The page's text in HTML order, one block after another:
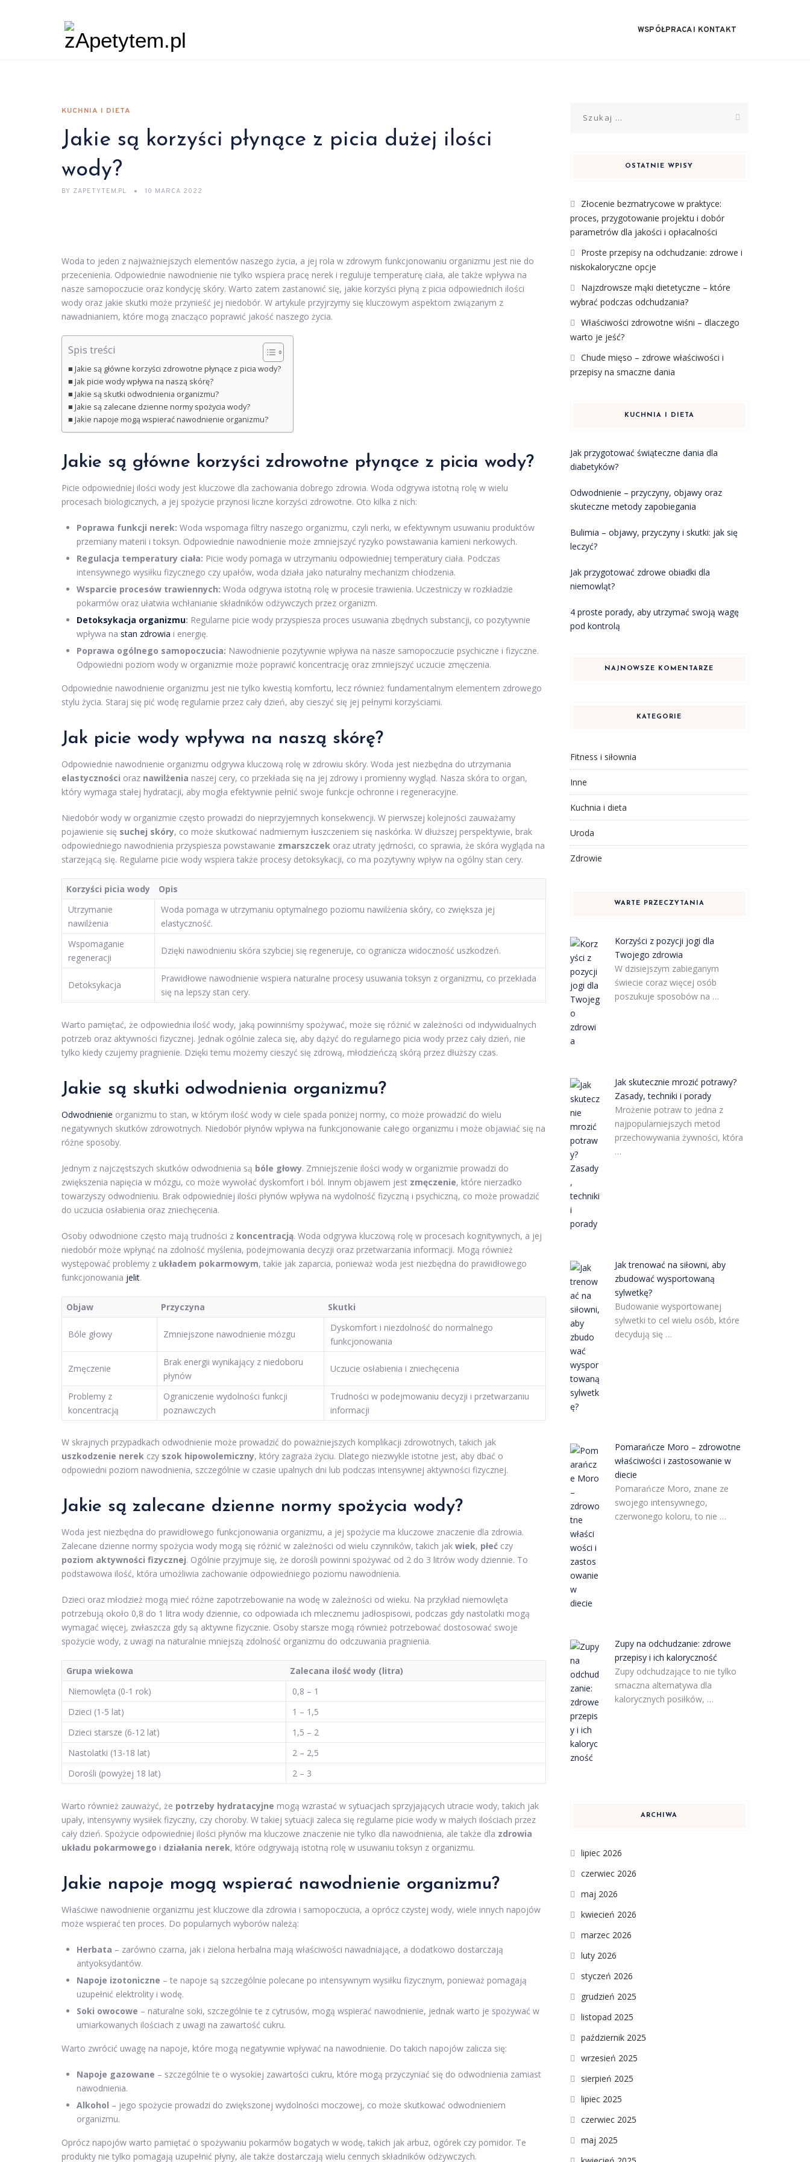
WSPÓŁPRACA I KONTAKT
KUCHNIA I DIETA
Jakie są korzyści płynące z picia dużej ilości
wody?
BY ZAPETYTEM.PL 10 MARCA 2022
Woda to jeden z najważniejszych elementów naszego życia, a jej rola w zdrowym funkcjonowaniu organizmu jest nie do
przecenienia. Odpowiednie nawodnienie nie tylko wspiera pracę nerek i reguluje temperaturę ciała, ale także wpływa na
nasze samopoczucie oraz kondycję skóry. Warto zatem zastanowić się, jakie korzyści płyną z picia odpowiednich ilości
wody oraz jakie skutki może przynieść jej niedobór. W artykule przyjrzymy się kluczowym aspektom związanym z
nawadnianiem, które mogą znacząco poprawić jakość naszego życia.
Spis treści
Jakie są główne korzyści zdrowotne płynące z picia wody?
Jak picie wody wpływa na naszą skórę?
Jakie są skutki odwodnienia organizmu?
Jakie są zalecane dzienne normy spożycia wody?
Jakie napoje mogą wspierać nawodnienie organizmu?
Jakie są główne korzyści zdrowotne płynące z picia wody?
Picie odpowiedniej ilości wody jest kluczowe dla zachowania dobrego zdrowia. Woda odgrywa istotną rolę w wielu
procesach biologicznych, a jej spożycie przynosi liczne korzyści zdrowotne. Oto kilka z nich:
Poprawa funkcji nerek: Woda wspomaga filtry naszego organizmu, czyli nerki, w efektywnym usuwaniu produktów
przemiany materii i toksyn. Odpowiednie nawodnienie może zmniejszyć ryzyko powstawania kamieni nerkowych.
Regulacja temperatury ciała: Picie wody pomaga w utrzymaniu odpowiedniej temperatury ciała. Podczas
intensywnego wysiłku fizycznego czy upałów, woda działa jako naturalny mechanizm chłodzenia.
Wsparcie procesów trawiennych: Woda odgrywa istotną rolę w procesie trawienia. Uczestniczy w rozkładzie
pokarmów oraz ułatwia wchłanianie składników odżywczych przez organizm.
Detoksykacja organizmu: Regularne picie wody przyspiesza proces usuwania zbędnych substancji, co pozytywnie
wpływa na stan zdrowia i energię.
Poprawa ogólnego samopoczucia: Nawodnienie pozytywnie wpływa na nasze samopoczucie psychiczne i fizyczne.
Odpowiedni poziom wody w organizmie może poprawić koncentrację oraz zmniejszyć uczucie zmęczenia.
Odpowiednie nawodnienie organizmu jest nie tylko kwestią komfortu, lecz również fundamentalnym elementem zdrowego
stylu życia. Staraj się pić wodę regularnie przez cały dzień, aby cieszyć się jej pełnymi korzyściami.
Jak picie wody wpływa na naszą skórę?
Odpowiednie nawodnienie organizmu odgrywa kluczową rolę w zdrowiu skóry. Woda jest niezbędna do utrzymania
elastyczności oraz nawilżenia naszej cery, co przekłada się na jej zdrowy i promienny wygląd. Nasza skóra to organ,
który wymaga stałej hydratacji, aby mogła efektywnie pełnić swoje funkcje ochronne i regeneracyjne.
Niedobór wody w organizmie często prowadzi do nieprzyjemnych konsekwencji. W pierwszej kolejności zauważamy
pojawienie się suchej skóry, co może skutkować nadmiernym łuszczeniem się naskórka. W dłuższej perspektywie, brak
odpowiedniego nawodnienia przyspiesza powstawanie zmarszczek oraz utraty jędrności, co sprawia, że skóra wygląda na
starzejącą się. Regularne picie wody wspiera także procesy detoksykacji, co ma pozytywny wpływ na ogólny stan cery.
Korzyści picia wody
Opis
Utrzymanie
nawilżenia
Woda pomaga w utrzymaniu optymalnego poziomu nawilżenia skóry, co zwiększa jej
elastyczność.
Wspomaganie
regeneracji
Dzięki nawodnieniu skóra szybciej się regeneruje, co ogranicza widoczność uszkodzeń.
Detoksykacja
Prawidłowe nawodnienie wspiera naturalne procesy usuwania toksyn z organizmu, co przekłada
się na lepszy stan cery.
Warto pamiętać, że odpowiednia ilość wody, jaką powinniśmy spożywać, może się różnić w zależności od indywidualnych
potrzeb oraz aktywności fizycznej. Jednak ogólnie zaleca się, aby dążyć do regularnego picia wody przez cały dzień, nie
tylko kiedy czujemy pragnienie. Dzięki temu możemy cieszyć się zdrową, młodzieńczą skórą przez dłuższy czas.
Jakie są skutki odwodnienia organizmu?
Odwodnienie organizmu to stan, w którym ilość wody w ciele spada poniżej normy, co może prowadzić do wielu
negatywnych skutków zdrowotnych. Niedobór płynów wpływa na funkcjonowanie całego organizmu i może objawiać się na
różne sposoby.
Jednym z najczęstszych skutków odwodnienia są bóle głowy. Zmniejszenie ilości wody w organizmie prowadzi do
zwiększenia napięcia w mózgu, co może wywołać dyskomfort i ból. Innym objawem jest zmęczenie, które nierzadko
towarzyszy odwodnieniu. Brak odpowiedniej ilości płynów wpływa na wydolność fizyczną i psychiczną, co może prowadzić
do uczucia osłabienia oraz zniechęcenia.
Osoby odwodnione często mają trudności z koncentracją. Woda odgrywa kluczową rolę w procesach kognitywnych, a jej
niedobór może wpłynąć na zdolność myślenia, podejmowania decyzji oraz przetwarzania informacji. Mogą również
występować problemy z układem pokarmowym, takie jak zaparcia, ponieważ woda jest niezbędna do prawidłowego
funkcjonowania jelit.
Objaw Przyczyna Skutki
Bóle głowy Zmniejszone nawodnienie mózgu
Dyskomfort i niezdolność do normalnego
funkcjonowania
Zmęczenie
Brak energii wynikający z niedoboru
płynów
Uczucie osłabienia i zniechęcenia
Problemy z
koncentracją
Ograniczenie wydolności funkcji
poznawczych
Trudności w podejmowaniu decyzji i przetwarzaniu
informacji
W skrajnych przypadkach odwodnienie może prowadzić do poważniejszych komplikacji zdrowotnych, takich jak
uszkodzenie nerek czy szok hipowolemiczny, który zagraża życiu. Dlatego niezwykle istotne jest, aby dbać o
odpowiedni poziom nawodnienia, szczególnie w czasie upalnych dni lub podczas intensywnej aktywności fizycznej.
Jakie są zalecane dzienne normy spożycia wody?
Woda jest niezbędna do prawidłowego funkcjonowania organizmu, a jej spożycie ma kluczowe znaczenie dla zdrowia.
Zalecane dzienne normy spożycia wody mogą się różnić w zależności od wielu czynników, takich jak wiek, płeć czy
poziom aktywności fizycznej. Ogólnie przyjmuje się, że dorośli powinni spożywać od 2 do 3 litrów wody dziennie. To
podstawowa ilość, która umożliwia zachowanie odpowiedniego poziomu nawodnienia.
Dzieci oraz młodzież mogą mieć różne zapotrzebowanie na wodę w zależności od wieku. Na przykład niemowlęta
potrzebują około 0,8 do 1 litra wody dziennie, co odpowiada ich mlecznemu jadłospisowi, podczas gdy nastolatki mogą
wymagać więcej, zwłaszcza gdy są aktywne fizycznie. Osoby starsze mogą również potrzebować dostosować swoje
spożycie wody, z uwagi na naturalnie mniejszą zdolność organizmu do odczuwania pragnienia.
Grupa wiekowa
Zalecana ilość wody (litra)
Niemowlęta (0-1 rok)
0,8 – 1
Dzieci (1-5 lat)
1 – 1,5
Dzieci starsze (6-12 lat)
1,5 – 2
Nastolatki (13-18 lat)
2 – 2,5
Dorośli (powyżej 18 lat)
2 – 3
Warto również zauważyć, że potrzeby hydratacyjne mogą wzrastać w sytuacjach sprzyjających utracie wody, takich jak
upały, intensywny wysiłek fizyczny, czy choroby. W takiej sytuacji zaleca się regularne picie wody w małych ilościach przez
cały dzień. Spożycie odpowiedniej ilości płynów ma kluczowe znaczenie nie tylko dla nawodnienia, ale także dla zdrowia
układu pokarmowego i działania nerek, które odgrywają istotną rolę w usuwaniu toksyn z organizmu.
Jakie napoje mogą wspierać nawodnienie organizmu?
Właściwe nawodnienie organizmu jest kluczowe dla zdrowia i samopoczucia, a oprócz czystej wody, wiele innych napojów
może wspierać ten proces. Do popularnych wyborów należą:
Herbata – zarówno czarna, jak i zielona herbalna mają właściwości nawadniające, a dodatkowo dostarczają
antyoksydantów.
Napoje izotoniczne – te napoje są szczególnie polecane po intensywnym wysiłku fizycznym, ponieważ pomagają
uzupełnić elektrolity i wodę.
Soki owocowe – naturalne soki, szczególnie te z cytrusów, mogą wspierać nawodnienie, jednak warto je spożywać w
umiarkowanych ilościach z uwagi na zawartość cukru.
Warto zwrócić uwagę na napoje, które mogą negatywnie wpływać na nawodnienie. Do takich napojów zalicza się:
Napoje gazowane – szczególnie te o wysokiej zawartości cukru, które mogą przyczyniać się do odwodnienia zamiast
nawodnienia.
Alkohol – jego spożycie prowadzi do zwiększonej wydolności moczowej, co może skutkować odwodnieniem
organizmu.
Oprócz napojów warto pamiętać o spożywaniu pokarmów bogatych w wodę, takich jak arbuz, ogórek czy pomidor. Te
produkty nie tylko pomagają uzupełnić płyny, ale także dostarczają wielu cennych składników odżywczych.
OSTATNIE WPISY
Złocenie bezmatrycowe w praktyce:
proces, przygotowanie projektu i dobór
parametrów dla jakości i opłacalności
Proste przepisy na odchudzanie: zdrowe i
niskokaloryczne opcje
Najzdrowsze mąki dietetyczne – które
wybrać podczas odchudzania?
Właściwości zdrowotne wiśni – dlaczego
warto je jeść?
Chude mięso – zdrowe właściwości i
przepisy na smaczne dania
KUCHNIA I DIETA
Jak przygotować świąteczne dania dla
diabetyków?
Odwodnienie – przyczyny, objawy oraz
skuteczne metody zapobiegania
Bulimia – objawy, przyczyny i skutki: jak się
leczyć?
Jak przygotować zdrowe obiadki dla
niemowląt?
4 proste porady, aby utrzymać swoją wagę
pod kontrolą
NAJNOWSZE KOMENTARZE
KATEGORIE
Fitness i siłownia
Inne
Kuchnia i dieta
Uroda
Zdrowie
WARTE PRZECZYTANIA
Korzyści z pozycji jogi dla
Twojego zdrowia
W dzisiejszym zabieganym
świecie coraz więcej osób
poszukuje sposobów na …
Jak skutecznie mrozić potrawy?
Zasady, techniki i porady
Mrożenie potraw to jedna z
najpopularniejszych metod
przechowywania żywności, która
…
Jak trenować na siłowni, aby
zbudować wysportowaną
sylwetkę?
Budowanie wysportowanej
sylwetki to cel wielu osób, które
decydują się …
Pomarańcze Moro – zdrowotne
właściwości i zastosowanie w
diecie
Pomarańcze Moro, znane ze
swojego intensywnego,
czerwonego koloru, to nie …
Zupy na odchudzanie: zdrowe
przepisy i ich kaloryczność
Zupy odchudzające to nie tylko
smaczna alternatywa dla
kalorycznych posiłków, …
ARCHIWA
lipiec 2026
czerwiec 2026
maj 2026
kwiecień 2026
marzec 2026
luty 2026
styczeń 2026
grudzień 2025
listopad 2025
październik 2025
wrzesień 2025
sierpień 2025
lipiec 2025
czerwiec 2025
maj 2025